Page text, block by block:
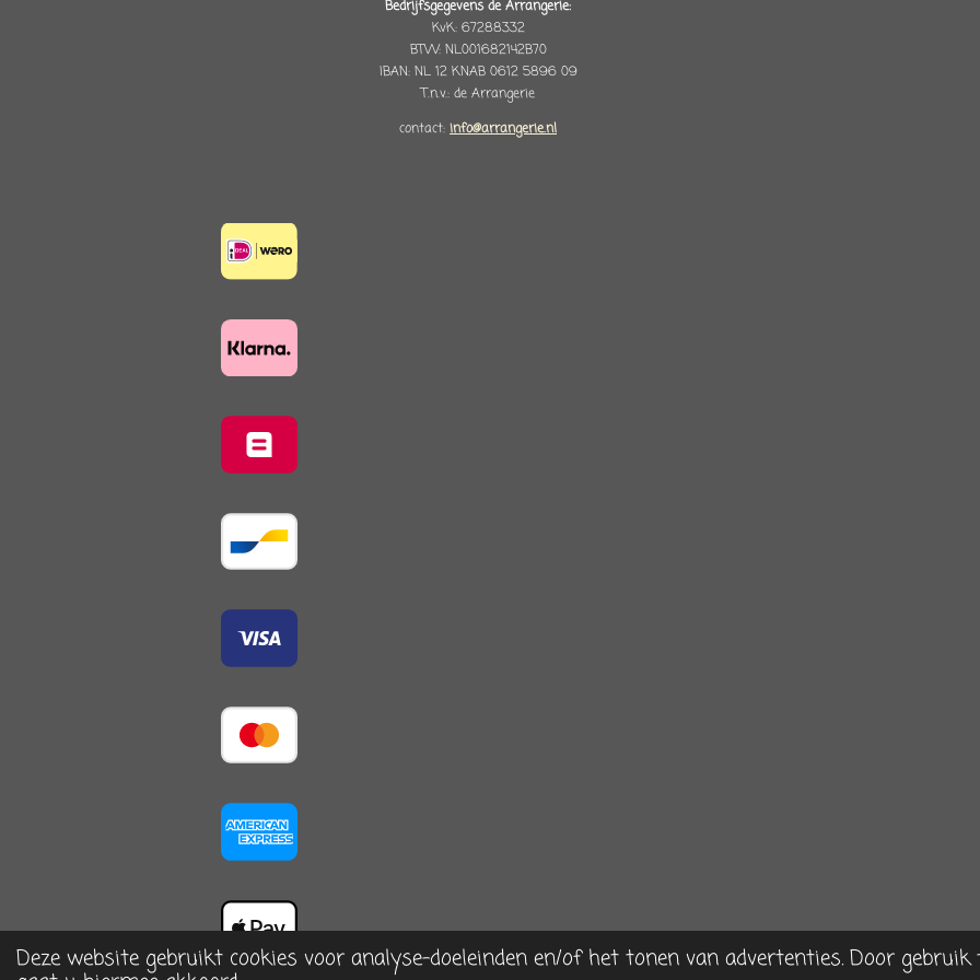
Deze website gebruikt cookies voor analyse-doeleinden en/of het tonen van advertenties. Door
Bedrijfsgegevens de Arrangerie:
KvK: 67288332
BTW: NL001682142B70
IBAN: NL 12 KNAB 0612 5896 09
T.n.v.: de Arrangerie
contact: info@arrangerie.nl
© 2023 - 2026 De Arrangerie, home & more